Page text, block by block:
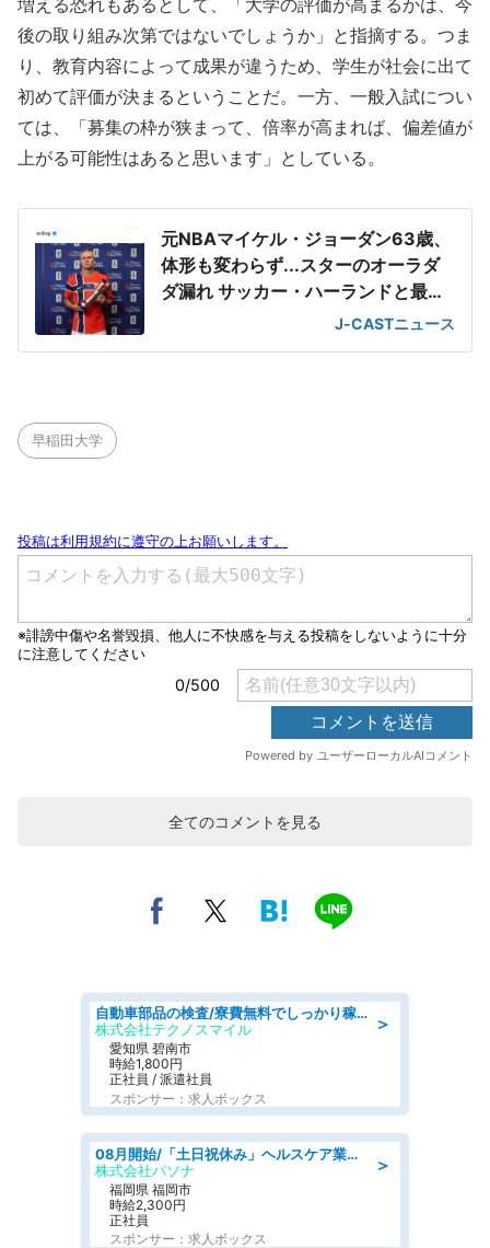
増える恐れもあるとして、「大学の評価が高まるかは、今
後の取り組み次第ではないでしょうか」と指摘する。つま
り、教育内容によって成果が違うため、学生が社会に出て
初めて評価が決まるということだ。一方、一般入試につい
ては、「募集の枠が狭まって、倍率が高まれば、偏差値が
上がる可能性はあると思います」としている。
元NBAマイケル・ジョーダン63歳、
体形も変わらず...スターのオーラダ
ダ漏れ サッカー・ハーランドと最強
J-CASTニュース
早稲田大学
全てのコメントを見る
＞
自動車部品の検査/寮費無料でしっかり稼げる denso aichi
株式会社テクノスマイル
愛知県 碧南市
時給1,800円
正社員 / 派遣社員
スポンサー：求人ボックス
＞
08月開始/「土日祝休み」ヘルスケア業界の産業保健師/高時給/未経験OK/要資格:保健師、正看護師
株式会社パソナ
福岡県 福岡市
時給2,300円
正社員
スポンサー：求人ボックス